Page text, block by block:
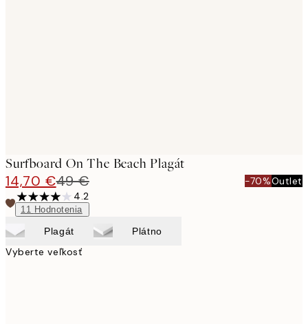
Surfboard On The Beach Plagát
14,70 €49 € -70%Outlet
4.2
11 Hodnotenia
Plagát Plátno
Vyberte veľkosť